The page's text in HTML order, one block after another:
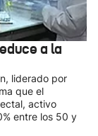
a la
liderado por
que el
activo
entre los 50 y